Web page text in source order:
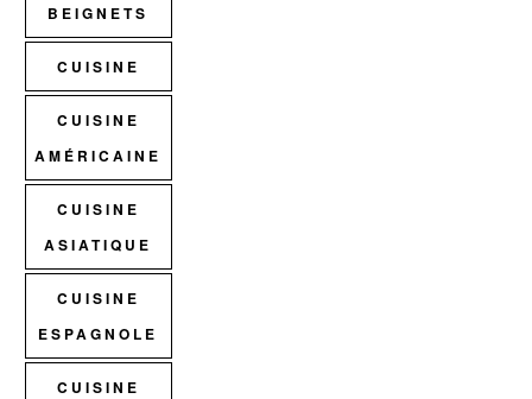
BEIGNETS
CUISINE
CUISINE
AMÉRICAINE
CUISINE
ASIATIQUE
CUISINE
ESPAGNOLE
CUISINE